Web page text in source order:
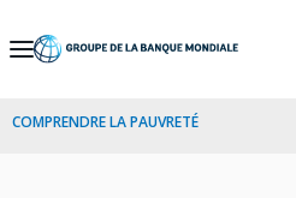
Skip
Navigation
COMPRENDRE LA PAUVRETÉ